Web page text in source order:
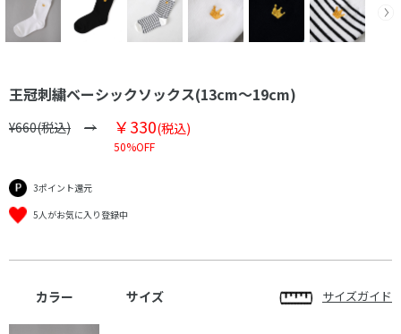
王冠刺繍ベーシックソックス(13cm～19cm)
¥660(税込) ￥330(税込)
50%OFF
3ポイント還元
5人がお気に入り登録中
カラー サイズ サイズガイド